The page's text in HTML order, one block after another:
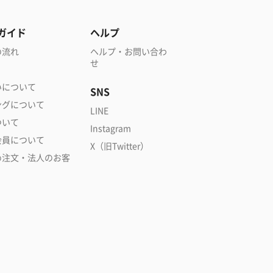
イド
れ
ついて
について
て
について
文・法人のお客
ヘルプ
ヘルプ・お問い合わ
せ
SNS
LINE
Instagram
X（旧Twitter）